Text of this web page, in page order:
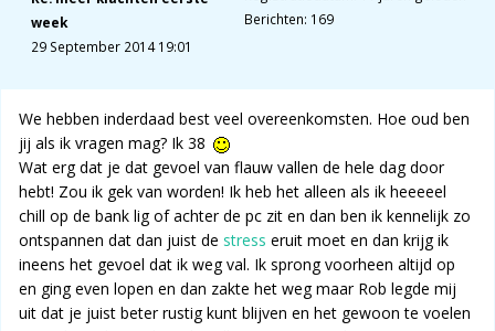
week
29 September 2014 19:01
Berichten: 169
We hebben inderdaad best veel overeenkomsten. Hoe oud ben
jij als ik vragen mag? Ik 38
Wat erg dat je dat gevoel van flauw vallen de hele dag door
hebt! Zou ik gek van worden! Ik heb het alleen als ik heeeeel
chill op de bank lig of achter de pc zit en dan ben ik kennelijk zo
ontspannen dat dan juist de stress eruit moet en dan krijg ik
ineens het gevoel dat ik weg val. Ik sprong voorheen altijd op
en ging even lopen en dan zakte het weg maar Rob legde mij
uit dat je juist beter rustig kunt blijven en het gewoon te voelen